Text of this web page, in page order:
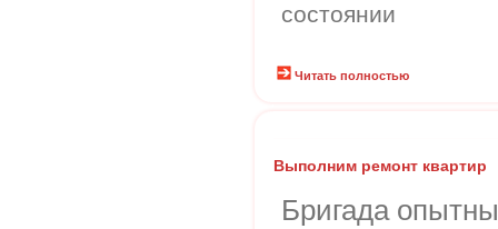
состоянии
Читать полностью
Выполним ремонт квартир
Бригада